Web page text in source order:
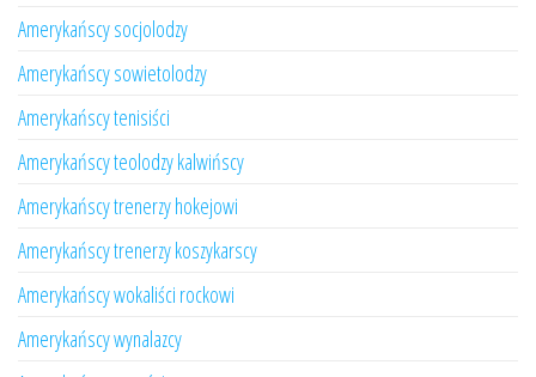
Amerykańscy socjolodzy
Amerykańscy sowietolodzy
Amerykańscy tenisiści
Amerykańscy teolodzy kalwińscy
Amerykańscy trenerzy hokejowi
Amerykańscy trenerzy koszykarscy
Amerykańscy wokaliści rockowi
Amerykańscy wynalazcy